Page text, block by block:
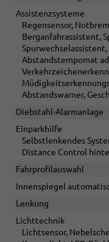
Assistenzsysteme
Regensensor,
Berganfahrassistent,
Abstandstempomat
Abstandswarner,
Diebstahl-Alarmanlage
Einparkhilfe
Selbstlenkendes
Distance Control
Fahrprofilauswahl
Innenspiegel
Lenkung
Lichttechnik
Lichtsensor,